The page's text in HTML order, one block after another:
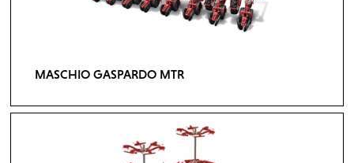
MASCHIO GASPARDO MTR